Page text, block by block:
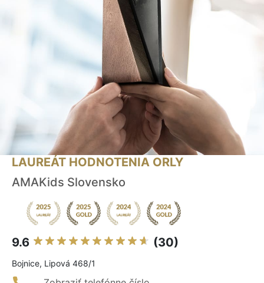
LAUREÁT HODNOTENIA ORLY
AMAKids Slovensko
9.6 (30)
Bojnice, Lipová 468/1